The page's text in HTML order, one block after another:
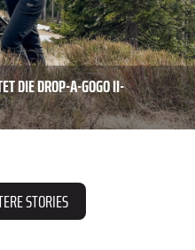
DIE DROP-A-GOGO II-
STORIES